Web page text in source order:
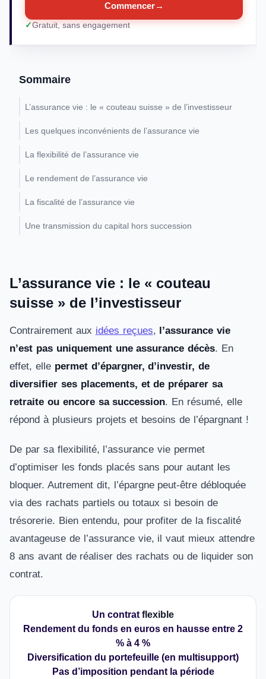
Commencer→
Gratuit, sans engagement
Sommaire
L’assurance vie : le « couteau suisse » de l’investisseur
Les quelques inconvénients de l’assurance vie
La flexibilité de l’assurance vie
Le rendement de l’assurance vie
La fiscalité de l’assurance vie
Une transmission du capital hors succession
L’assurance vie : le « couteau
suisse » de l’investisseur
Contrairement aux idées reçues, l’assurance vie
n’est pas uniquement une assurance décès. En
effet, elle permet d’épargner, d’investir, de
diversifier ses placements, et de préparer sa
retraite ou encore sa succession. En résumé, elle
répond à plusieurs projets et besoins de l’épargnant !
De par sa flexibilité, l’assurance vie permet
d’optimiser les fonds placés sans pour autant les
bloquer. Autrement dit, l’épargne peut-être débloquée
via des rachats partiels ou totaux si besoin de
trésorerie. Bien entendu, pour profiter de la fiscalité
avantageuse de l’assurance vie, il vaut mieux attendre
8 ans avant de réaliser des rachats ou de liquider son
contrat.
Un contrat flexible
Rendement du fonds en euros en hausse entre 2
% à 4 %
Diversification du portefeuille (en multisupport)
Pas d’imposition pendant la période